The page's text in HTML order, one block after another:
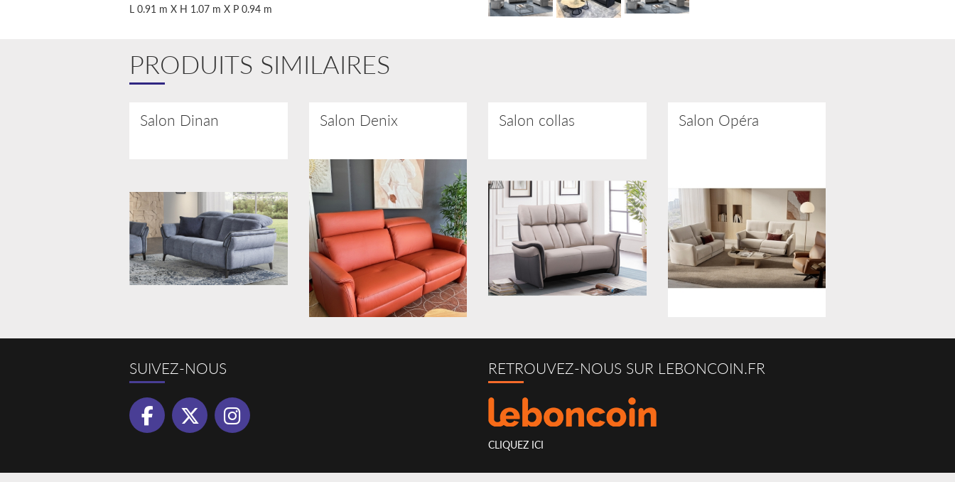
L 0.91 m X H 1.07 m X P 0.94 m
PRODUITS SIMILAIRES
Salon Dinan Salon Denix Salon collas Salon Opéra
SUIVEZ-NOUS RETROUVEZ-NOUS SUR LEBONCOIN.FR
CLIQUEZ ICI